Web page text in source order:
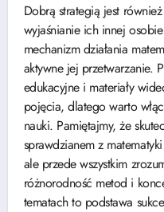
Dobrą strategią jest
wyjaśnianie ich innej
mechanizm działania
aktywne jej przetwarzanie.
edukacyjne i materiały
pojęcia, dlatego warto
nauki. Pamiętajmy, że
sprawdzianem z
ale przede wszystkim
różnorodność metod i
tematach to podstawa